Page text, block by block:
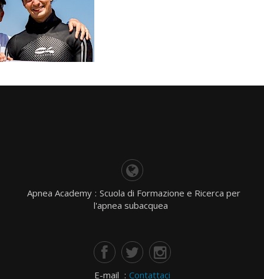
Apnea Academy : Scuola di Formazione e Ricerca per
l'apnea subacquea
E-mail : Contattaci